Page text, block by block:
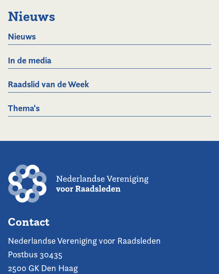
Nieuws
Nieuws
In de media
Raadslid van de Week
Thema's
Contact
Nederlandse Vereniging voor Raadsleden
Postbus 30435
2500 GK Den Haag